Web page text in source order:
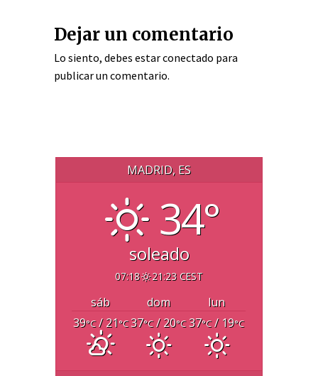
Dejar un comentario
Lo siento, debes estarconectado para
publicar un comentario.
MADRID, ES
34°
soleado
07:18 21:23 CEST
sáb dom
lun
39°C/ 21°C37°C/ 20°C 37°C/ 19°C